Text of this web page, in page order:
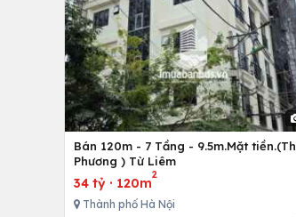
Bán 120m - 7 Tầng - 9.5m.Mặt
Phương ) Từ Liêm
34 tỷ · 120m
2
Thành phố Hà Nội